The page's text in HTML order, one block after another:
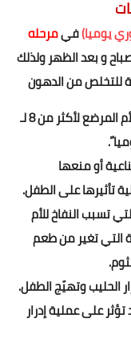
فيمرحله
و بعد الظهر ولذلك
للتخلص من الدهون
المرضع لأكثر من 8 لـ
.
أو منعها
تأثيرها على الطفل.
تسبب النفاخ للأم
التي تغير من طعم
الحليب وتهيّج الطفل.
على عملية إدرار